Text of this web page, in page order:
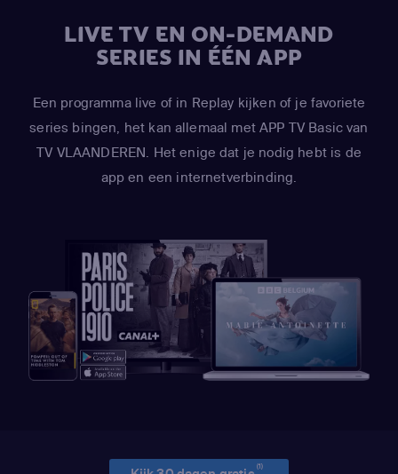
LIVE TV EN ON-DEMAND
SERIES IN ÉÉN APP
Een programma live of in Replay kijken of je favoriete
series bingen, het kan allemaal met APP TV Basic van
TV VLAANDEREN. Het enige dat je nodig hebt is de
app en een internetverbinding.
(1)